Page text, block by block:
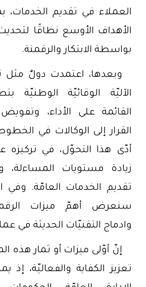
العملاء في تقديم الخدمات،
الأهداف الأوسع نطاقًا لتحديث
بواسطة الابتكار والرقمنة.
وبعدها، اعتمدت دولٌ مثل
الآليّة الوقائيّة الوطنيّة
القائمة على الأداء،
القرار إلى الوكالات في
أدّى هذا التحوّل، في تركيزه
زيادة مستويات المساءلة،
تقديم الخدمات العامّة. وفي
سنعرض أهمّ ميزات
وادماج التقنيّات الحديثة في
إنّ أوّلى ميزات أو ثمار هذه
تعزيز الكفاية والفعاليّة، إذ